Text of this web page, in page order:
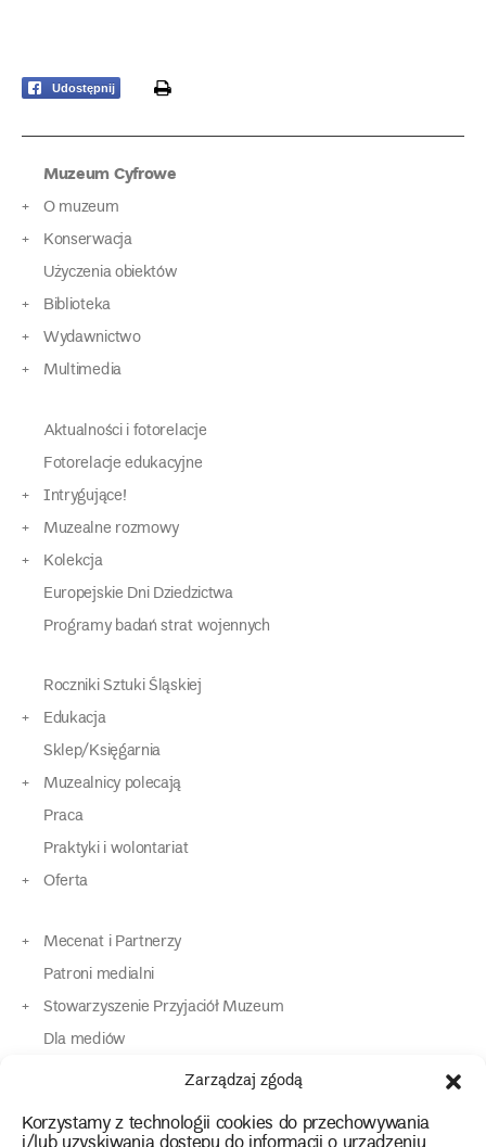
Zarządzaj zgodą
Korzystamy z technologii cookies do przechowywania
Udostępnij print
Muzeum Cyfrowe
O muzeum
Konserwacja
Użyczenia obiektów
Biblioteka
Wydawnictwo
Multimedia
Aktualności i fotorelacje
Fotorelacje edukacyjne
Intrygujące!
Muzealne rozmowy
Kolekcja
Europejskie Dni Dziedzictwa
Programy badań strat wojennych
Roczniki Sztuki Śląskiej
Edukacja
Sklep/Księgarnia
Muzealnicy polecają
Praca
Praktyki i wolontariat
Oferta
Mecenat i Partnerzy
Patroni medialni
Stowarzyszenie Przyjaciół Muzeum
Dla mediów
Dla osób o specjalnych potrzebach
Kontakt